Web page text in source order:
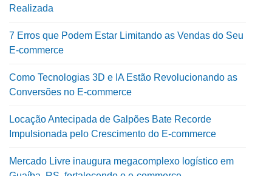
Realizada
7 Erros que Podem Estar Limitando as Vendas do Seu
E-commerce
Como Tecnologias 3D e IA Estão Revolucionando as
Conversões no E-commerce
Locação Antecipada de Galpões Bate Recorde
Impulsionada pelo Crescimento do E-commerce
Mercado Livre inaugura megacomplexo logístico em